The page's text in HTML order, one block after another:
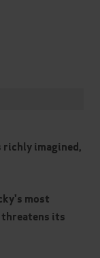
richly imagined,
most
threatens its